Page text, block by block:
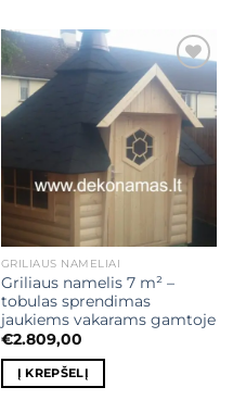
Mėgstamiausias
GRILIAUS NAMELIAI
Griliaus namelis 7 m² –
tobulas sprendimas
jaukiems vakarams gamtoje
€2.809,00
Į KREPŠELĮ